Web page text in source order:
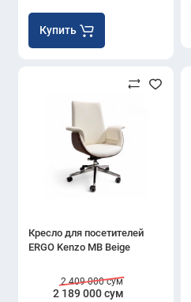
Купить
Кресло для посетителей
ERGO Kenzo MB Beige
2 189 000 сум
2 409 000 сум